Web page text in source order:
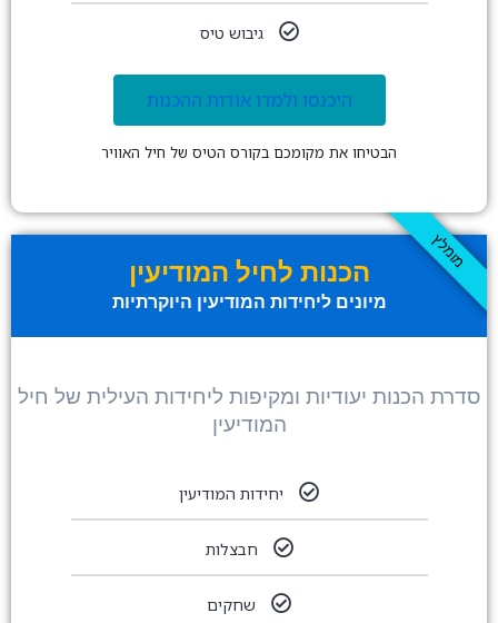
גיבוש טיס
היכנסו ולמדו אודות ההכנות
הבטיחו את מקומכם בקורס הטיס של חיל האוויר
מומלץ
הכנות לחיל המודיעין
מיונים ליחידות המודיעין היוקרתיות
סדרת הכנות יעודיות ומקיפות ליחידות העילית של חיל
המודיעין
יחידות המודיעין
חבצלות
שחקים